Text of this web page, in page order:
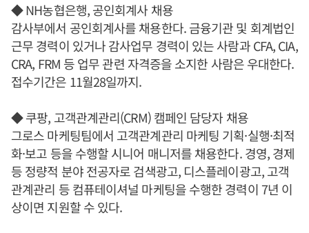
◆ NH농협은행, 공인회계사 채용
감사부에서 공인회계사를 채용한다. 금융기관 및 회계법인
근무 경력이 있거나 감사업무 경력이 있는 사람과 CFA, CIA,
CRA, FRM 등 업무 관련 자격증을 소지한 사람은 우대한다.
접수기간은 11월28일까지.
◆ 쿠팡, 고객관계관리(CRM) 캠페인 담당자 채용
그로스 마케팅팀에서 고객관계관리 마케팅 기획·실행·최적
화·보고 등을 수행할 시니어 매니저를 채용한다. 경영, 경제
등 정량적 분야 전공자로 검색광고, 디스플레이광고, 고객
관계관리 등 컴퓨테이셔널 마케팅을 수행한 경력이 7년 이
상이면 지원할 수 있다.